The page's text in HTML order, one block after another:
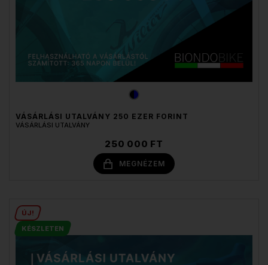
VÁSÁRLÁSI UTALVÁNY 250 EZER FORINT
VÁSÁRLÁSI UTALVÁNY
250 000 FT
MEGNÉZEM
ÚJ!
KÉSZLETEN